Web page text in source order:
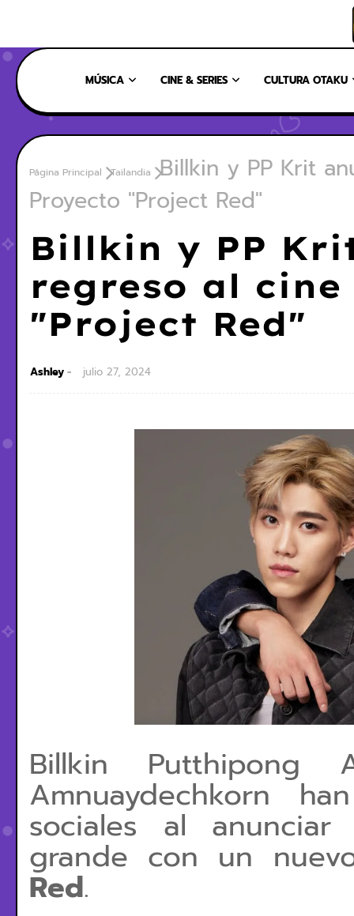
MÚSICA CINE & SERIES CULTURA OTAKU
Página Principal Tailandia
Billkin y PP Krit
Proyecto "Project Red"
Billkin y PP
regreso al
"Project Red"
Ashley julio 27, 2024
Billkin Putthipong
Amnuaydechkorn
sociales al
grande con un
Red.